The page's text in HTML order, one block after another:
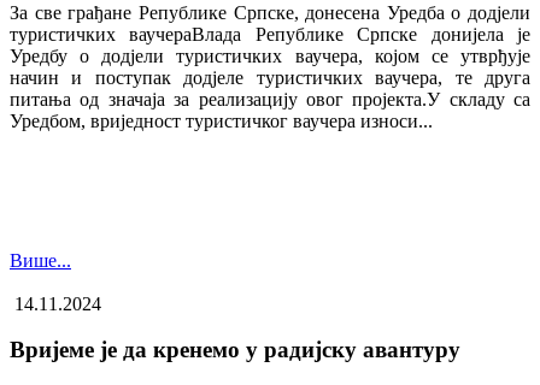
За све грађане Републике Српске, донесена Уредба о додјели
туристичких ваучера​Влада Републике Српске донијела је
Уредбу о додјели туристичких ваучера, којом се утврђује
начин и поступак додјеле туристичких ваучера, те друга
питања од значаја за реализацију овог пројекта.У складу са
Уредбом, вриједност туристичког ваучера износи...
Више...
14.11.2024
Вријеме је да кренемо у радијску авантуру